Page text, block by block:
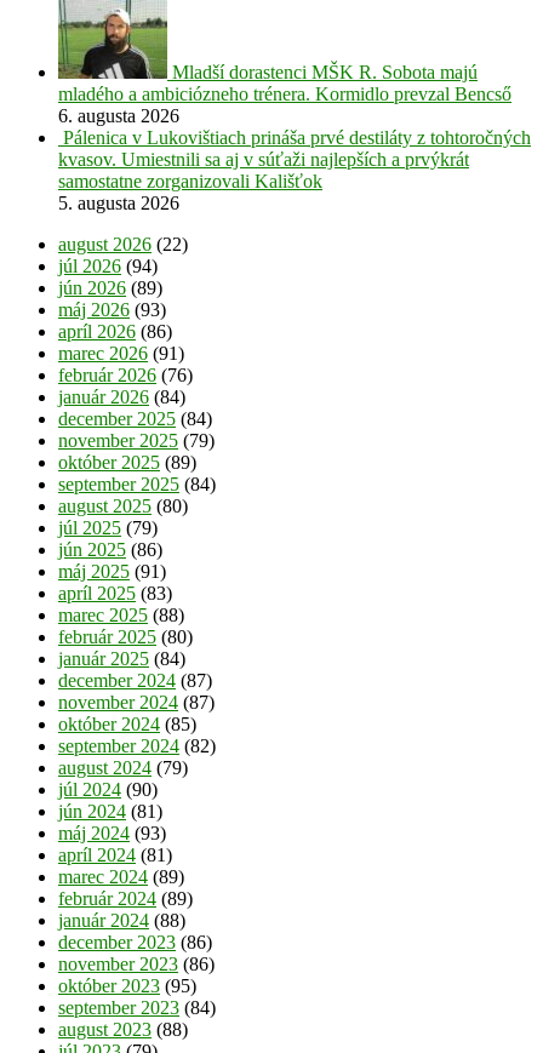
Mladší dorastenci MŠK R. Sobota majú
mladého a ambiciózneho trénera. Kormidlo prevzal Bencső
6. augusta 2026
Pálenica v Lukovištiach prináša prvé destiláty z tohtoročných
kvasov. Umiestnili sa aj v súťaži najlepších a prvýkrát
samostatne zorganizovali Kališťok
5. augusta 2026
august 2026 (22)
júl 2026 (94)
jún 2026 (89)
máj 2026 (93)
apríl 2026 (86)
marec 2026 (91)
február 2026 (76)
január 2026 (84)
december 2025 (84)
november 2025 (79)
október 2025 (89)
september 2025 (84)
august 2025 (80)
júl 2025 (79)
jún 2025 (86)
máj 2025 (91)
apríl 2025 (83)
marec 2025 (88)
február 2025 (80)
január 2025 (84)
december 2024 (87)
november 2024 (87)
október 2024 (85)
september 2024 (82)
august 2024 (79)
júl 2024 (90)
jún 2024 (81)
máj 2024 (93)
apríl 2024 (81)
marec 2024 (89)
február 2024 (89)
január 2024 (88)
december 2023 (86)
november 2023 (86)
október 2023 (95)
september 2023 (84)
august 2023 (88)